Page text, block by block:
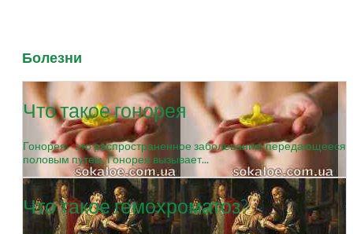
Болезни
Что такое гонорея
Гонорея - это распространенное заболевание, передающееся
половым путем. Гонорея вызывает...
Что такое гемохроматоз?